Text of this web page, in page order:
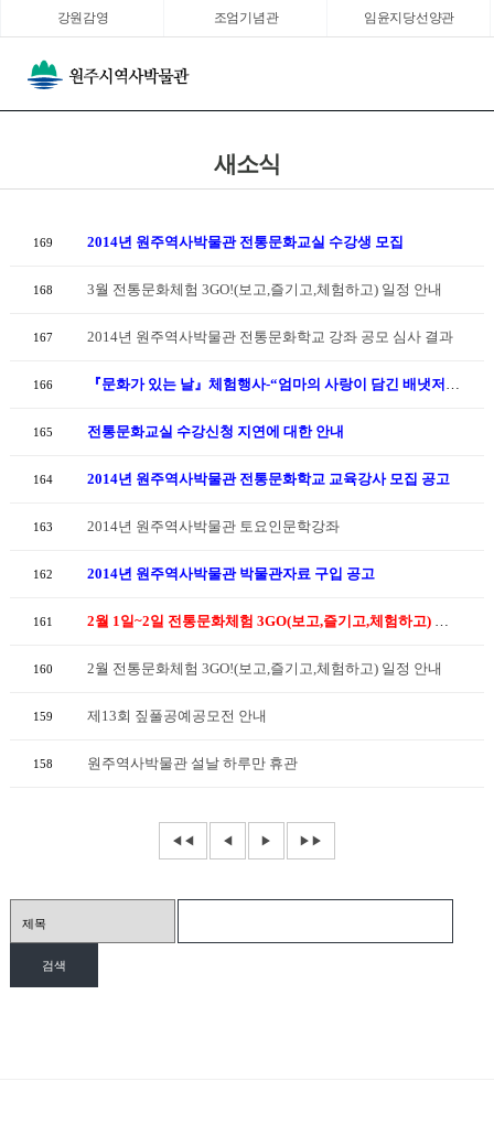
강원감영 조엄기념관 임윤지당선양관
새소식
169 2014년 원주역사박물관 전통문화교실 수강생 모집
168 3월 전통문화체험 3GO!(보고,즐기고,체험하고) 일정 안내
167 2014년 원주역사박물관 전통문화학교 강좌 공모 심사 결과
166
165 전통문화교실 수강신청 지연에 대한 안내
164 2014년 원주역사박물관 전통문화학교 교육강사 모집 공고
163 2014년 원주역사박물관 토요인문학강좌
162 2014년 원주역사박물관 박물관자료 구입 공고
161
160 2월 전통문화체험 3GO!(보고,즐기고,체험하고) 일정 안내
159 제13회 짚풀공예공모전 안내
158 원주역사박물관 설날 하루만 휴관
◀◀ ◀ ▶ ▶▶